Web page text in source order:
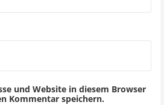
und Website in diesem Browser
Kommentar speichern.